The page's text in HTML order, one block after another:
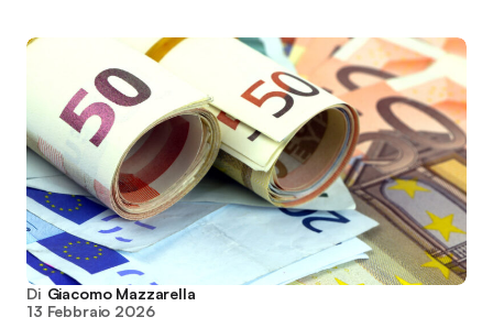
Di Giacomo Mazzarella
13 Febbraio 2026